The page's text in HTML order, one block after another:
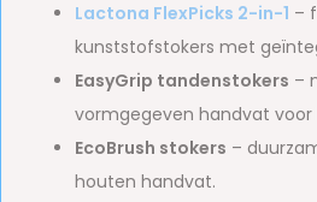
Lactona FlexPicks 2-in-1 –
kunststofstokers met
EasyGrip tandenstokers –
vormgegeven handvat
EcoBrush stokers –
houten handvat.